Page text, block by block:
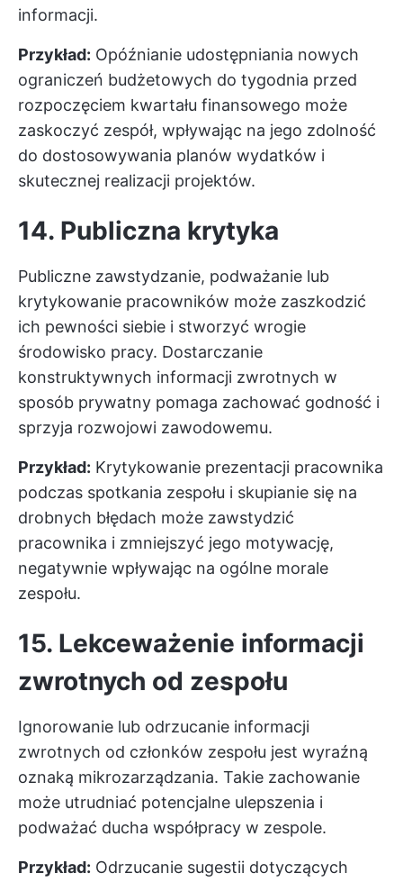
informacji.
Przykład: Opóźnianie udostępniania nowych
ograniczeń budżetowych do tygodnia przed
rozpoczęciem kwartału finansowego może
zaskoczyć zespół, wpływając na jego zdolność
do dostosowywania planów wydatków i
skutecznej realizacji projektów.
14. Publiczna krytyka
Publiczne zawstydzanie, podważanie lub
krytykowanie pracowników może zaszkodzić
ich pewności siebie i stworzyć wrogie
środowisko pracy. Dostarczanie
konstruktywnych informacji zwrotnych w
sposób prywatny pomaga zachować godność i
sprzyja rozwojowi zawodowemu.
Przykład: Krytykowanie prezentacji pracownika
podczas spotkania zespołu i skupianie się na
drobnych błędach może zawstydzić
pracownika i zmniejszyć jego motywację,
negatywnie wpływając na ogólne morale
zespołu.
15. Lekceważenie informacji
zwrotnych od zespołu
Ignorowanie lub odrzucanie informacji
zwrotnych od członków zespołu jest wyraźną
oznaką mikrozarządzania. Takie zachowanie
może utrudniać potencjalne ulepszenia i
podważać ducha współpracy w zespole.
Przykład: Odrzucanie sugestii dotyczących